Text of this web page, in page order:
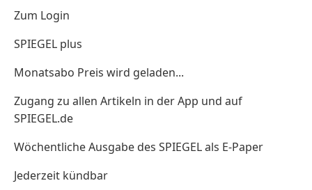
Zum Login
SPIEGEL plus
Monatsabo Preis wird geladen...
Zugang zu allen Artikeln in der App und auf
SPIEGEL.de
Wöchentliche Ausgabe des SPIEGEL als E-Paper
Jederzeit kündbar